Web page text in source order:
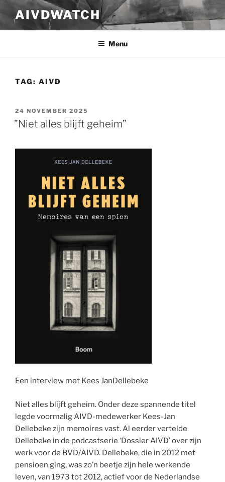
naar
de
AIVDWATCH
Menu
TAG: AIVD
GEPLAATST
OP
24 NOVEMBER 2025
”Niet alles blijft geheim”
Een interview met Kees JanDellebeke
Niet alles blijft geheim. Onder deze spannende titel
legde voormalig AIVD-medewerker Kees-Jan
Dellebeke zijn memoires vast. Al eerder vertelde
Dellebeke in de podcastserie ‘Dossier AIVD’ over zijn
werk voor de BVD/AIVD. Dellebeke, die in 2012 met
pensioen ging, was zo’n beetje zijn hele werkende
leven, van 1973 tot 2012, actief voor de Nederlandse